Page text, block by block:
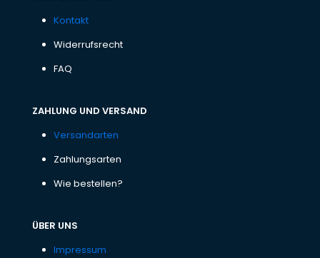
Kontakt
Widerrufsrecht
FAQ
ZAHLUNG UND VERSAND
Versandarten
Zahlungsarten
Wie bestellen?
ÜBER UNS
Impressum